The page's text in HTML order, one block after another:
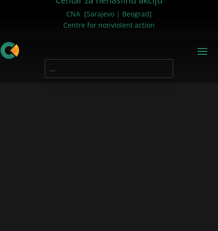
CNA [Sarajevo | Beograd]
Centre for nonviolent action